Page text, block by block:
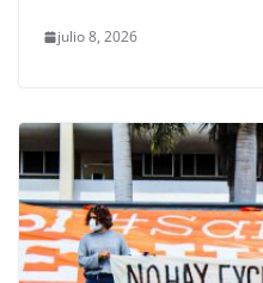
julio 8, 2026